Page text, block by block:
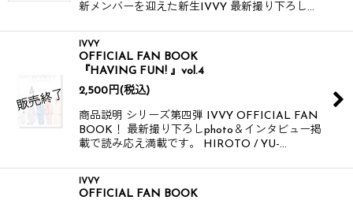
新メンバーを迎えた新生IVVY 最新撮り下ろし…
IVVY
OFFICIAL FAN BOOK
『HAVING FUN! 』vol.4
2,500 円(税込)
商品説明 シリーズ第四弾 IVVY OFFICIAL FAN
BOOK！ 最新撮り下ろしphoto＆インタビュー掲
載で読み応え満載です。 HIROTO / YU-…
IVVY
OFFICIAL FAN BOOK